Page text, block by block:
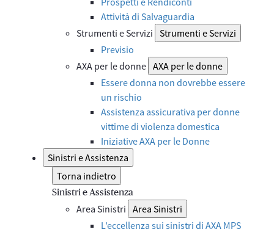
Attività di Salvaguardia
Strumenti e Servizi Strumenti e Servizi
Previsio
AXA per le donne AXA per le donne
Essere donna non dovrebbe essere
un rischio
Assistenza assicurativa per donne
vittime di violenza domestica
Iniziative AXA per le Donne
Sinistri e Assistenza
Torna indietro
Sinistri e Assistenza
Area Sinistri Area Sinistri
L’eccellenza sui sinistri di AXA MPS